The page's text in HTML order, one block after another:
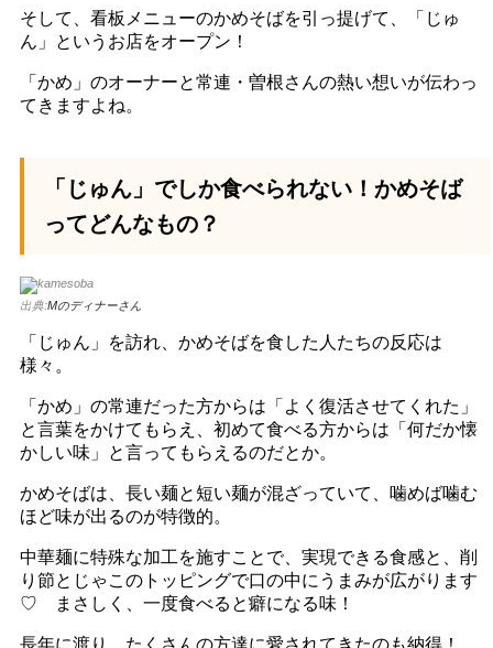
そして、看板メニューのかめそばを引っ提げて、「じゅ
ん」というお店をオープン！
「かめ」のオーナーと常連・曽根さんの熱い想いが伝わっ
てきますよね。
「じゅん」でしか食べられない！かめそば
ってどんなもの？
出典:Mのディナーさん
「じゅん」を訪れ、かめそばを食した人たちの反応は
様々。
「かめ」の常連だった方からは「よく復活させてくれた」
と言葉をかけてもらえ、初めて食べる方からは「何だか懐
かしい味」と言ってもらえるのだとか。
かめそばは、長い麺と短い麺が混ざっていて、噛めば噛む
ほど味が出るのが特徴的。
中華麺に特殊な加工を施すことで、実現できる食感と、削
り節とじゃこのトッピングで口の中にうまみが広がります
♡ まさしく、一度食べると癖になる味！
長年に渡り、たくさんの方達に愛されてきたのも納得！